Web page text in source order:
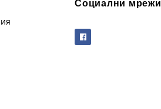
Социални мрежи